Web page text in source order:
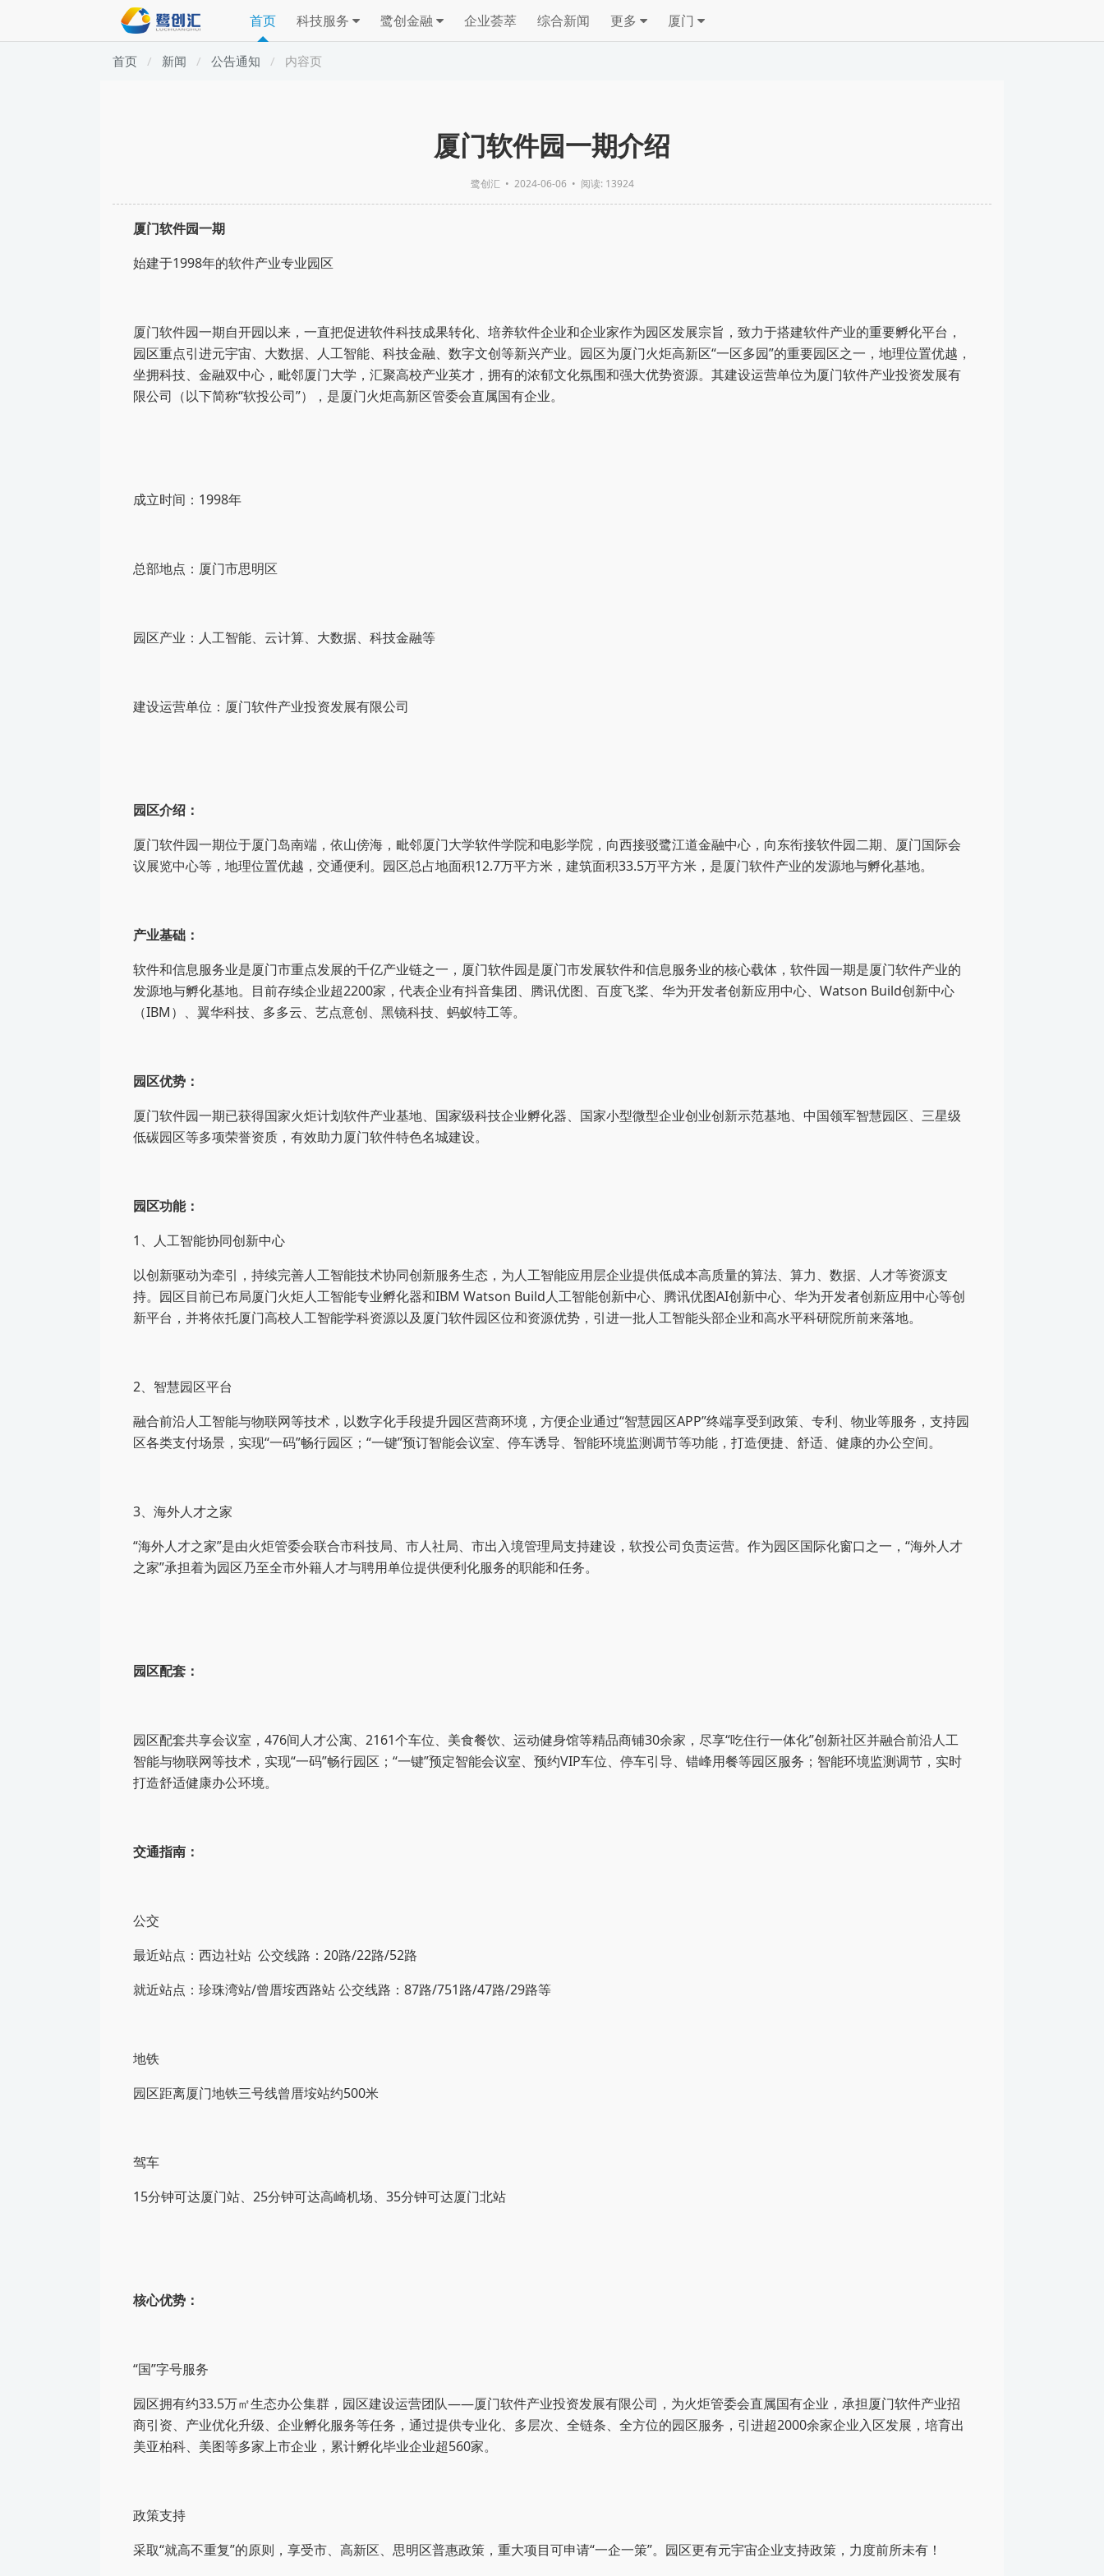
首页 科技服务 鹭创金融 企业荟萃 综合新闻 更多 厦门
首页 新闻 公告通知 内容页
厦门软件园一期介绍
鹭创汇 • 2024-06-06 • 阅读: 13924
厦门软件园一期
始建于1998年的软件产业专业园区
厦门软件园一期自开园以来，一直把促进软件科技成果转化、培养软件企业和企业家作为园区发展宗旨，致力于搭建软件产业的重要孵化平台，
园区重点引进元宇宙、大数据、人工智能、科技金融、数字文创等新兴产业。园区为厦门火炬高新区“一区多园”的重要园区之一，地理位置优越，
坐拥科技、金融双中心，毗邻厦门大学，汇聚高校产业英才，拥有的浓郁文化氛围和强大优势资源。其建设运营单位为厦门软件产业投资发展有
限公司（以下简称“软投公司”），是厦门火炬高新区管委会直属国有企业。
成立时间：1998年
总部地点：厦门市思明区
园区产业：人工智能、云计算、大数据、科技金融等
建设运营单位：厦门软件产业投资发展有限公司
园区介绍：
厦门软件园一期位于厦门岛南端，依山傍海，毗邻厦门大学软件学院和电影学院， 向西接驳鹭江道金融中心，向东衔接软件园二期、厦门国际会
议展览中心等，地理位置优越，交通便利。园区总占地面积12.7万平方米，建筑面积33.5万平方米，是厦门软件产业的发源地与孵化基地。
产业基础：
软件和信息服务业是厦门市重点发展的千亿产业链之一，厦门软件园是厦门市发展软件和信息服务业的核心载体，软件园一期是厦门软件产业的
发源地与孵化基地。目前存续企业超2200家，代表企业有抖音集团、腾讯优图、百度飞桨、华为开发者创新应用中心、Watson Build创新中心
（IBM）、翼华科技、多多云、艺点意创、黑镜科技、蚂蚁特工等。
园区优势：
厦门软件园一期已获得国家火炬计划软件产业基地、国家级科技企业孵化器、国家小型微型企业创业创新示范基地、中国领军智慧园区、三星级
低碳园区等多项荣誉资质，有效助力厦门软件特色名城建设。
园区功能：
1、 人工智能协同创新中心
以创新驱动为牵引，持续完善人工智能技术协同创新服务生态，为人工智能应用层企业提供低成本高质量的算法、算力、数据、人才等资源支
持。 园区目前已布局厦门火炬人工智能专业孵化器和IBM Watson Build人工智能创新中心、腾讯优图AI创新中心、华为开发者创新应用中心等创
新平台，并将依托厦门高校人工智能学科资源以及厦门软件园区位和资源优势，引进一批人工智能头部企业和高水平科研院所前来落地。
2、 智慧园区平台
融合前沿人工智能与物联网等技术，以数字化手段提升园区营商环境，方便企业通过“智慧园区APP”终端享受到政策、专利、物业等服务，支持园
区各类支付场景， 实现“一码”畅行园区；“一键”预订智能会议室、停车诱导、智能环境监测调节等功能，打造便捷、舒适、健康的办公空间。
3、海外人才之家
“海外人才之家”是由火炬管委会联合市科技局、 市人社局、 市出入境管理局支持建设，软投公司负责运营。 作为园区国际化窗口之一，“海外人才
之家”承担着为园区乃至全市外籍人才与聘用单位提供便利化服务的职能和任务。
园区配套：
园区配套共享会议室，476间人才公寓、2161个车位、美食餐饮、运动健身馆等精品商铺30余家，尽享“吃住行一体化”创新社区并融合前沿人工
智能与物联网等技术，实现“一码”畅行园区；“一键”预定智能会议室、预约VIP车位、停车引导、错峰用餐等园区服务；智能环境监测调节，实时
打造舒适健康办公环境。
交通指南：
公交
最近站点：西边社站 公交线路：20路/22路/52路
就近站点：珍珠湾站/曾厝垵西路站 公交线路：87路/751路/47路/29路等
地铁
园区距离厦门地铁三号线曾厝垵站约500米
驾车
15分钟可达厦门站、25分钟可达高崎机场、35分钟可达厦门北站
核心优势：
“国”字号服务
园区拥有约33.5万㎡生态办公集群，园区建设运营团队——厦门软件产业投资发展有限公司，为火炬管委会直属国有企业，承担厦门软件产业招
商引资、产业优化升级、企业孵化服务等任务，通过提供专业化、多层次、全链条、全方位的园区服务，引进超2000余家企业入区发展，培育出
美亚柏科、美图等多家上市企业，累计孵化毕业企业超560家。
政策支持
采取“就高不重复”的原则，享受市、高新区、思明区普惠政策，重大项目可申请“一企一策”。园区更有元宇宙企业支持政策，力度前所未有！